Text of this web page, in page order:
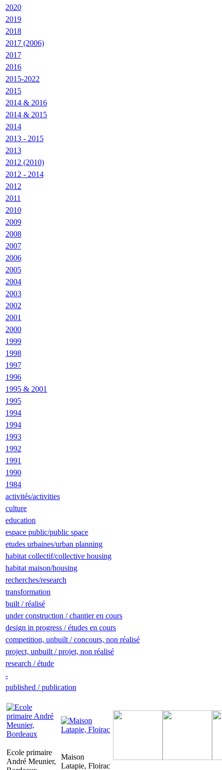
2020
2019
2018
2017 (2006)
2017
2016
2015-2022
2015
2014 & 2016
2014 & 2015
2014
2013 - 2015
2013
2012 (2010)
2012 - 2014
2012
2011
2010
2009
2008
2007
2006
2005
2004
2003
2002
2001
2000
1999
1998
1997
1996
1995 & 2001
1995
1994
1994
1993
1992
1991
1990
1984
activités/activities
culture
education
espace public/public space
etudes urbaines/urban planning
habitat collectif/collective housing
habitat maison/housing
recherches/research
transformation
built / réalisé
under construction / chantier en cours
design in progress / études en cours
competition, unbuilt / concours, non réalisé
project, unbuilt / projet, non réalisé
research / étude
-
published / publication
Ecole primaire
André Meunier,
Maison
Latapie, Floirac